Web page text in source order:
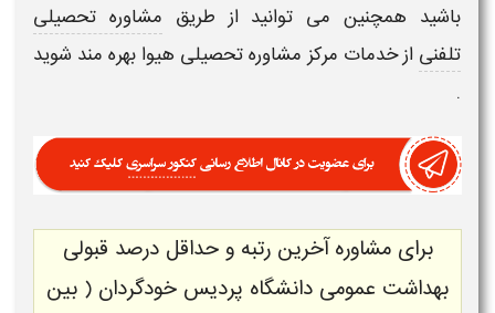
باشید همچنین می توانید از طریق مشاوره تحصیلی
تلفنی از خدمات مرکز مشاوره تحصیلی هیوا بهره مند شوید
.
برایمشاورهآخرین رتبه و حداقل درصد قبولی
بهداشت عمومی دانشگاه پردیس خودگردان ( بین